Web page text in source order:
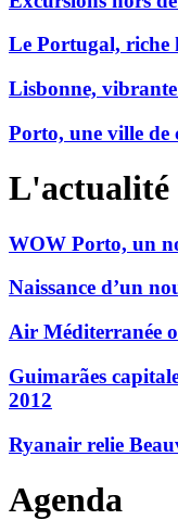
Le Portugal, riche
Lisbonne,
Porto, une ville de
L'actualité
WOW Porto, un
Naissance d’un
Air Méditerranée
Guimarães
2012
Ryanair relie
Agenda